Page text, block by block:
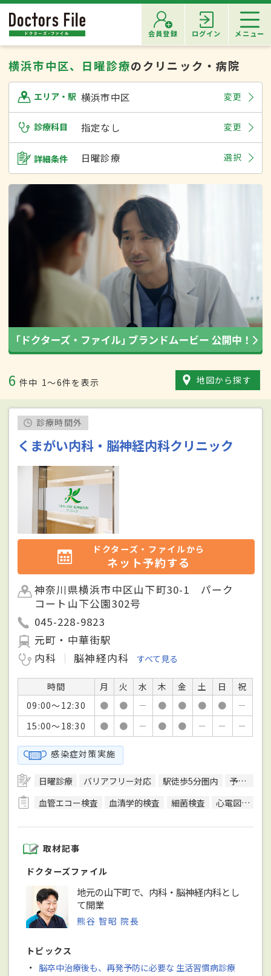
会員登録 ログイン メニュー
横浜市中区、日曜診療のクリニック・病院
エリア・駅 横浜市中区 変更
診療科目 指定なし 変更
詳細条件 日曜診療 選択
6 件中 1〜6件を表示 地図から探す
診療時間外
くまがい内科・脳神経内科クリニック
ドクターズ・ファイルから
ネット予約する
神奈川県横浜市中区山下町30-1 パーク
コート山下公園302号
045-228-9823
元町・中華街駅
内科
脳神経内科 すべて見る
時間 月 火 水 木 金 土 日
祝
09:00～12:30
● ● － ● ● ● ●
－
15:00～18:30
● ● － ● ● － － －
感染症対策実施
日曜診療 バリアフリー対応 駅徒歩5分圏内 予約可
血管エコー検査
血清学的検査 細菌検査 心電図検査
取材記事
ドクターズファイル
地元の山下町で、内科・脳神経内科とし
て開業
熊谷 智昭 院長
トピックス
・ 脳卒中治療後も、再発予防に必要な 生活習慣病診療